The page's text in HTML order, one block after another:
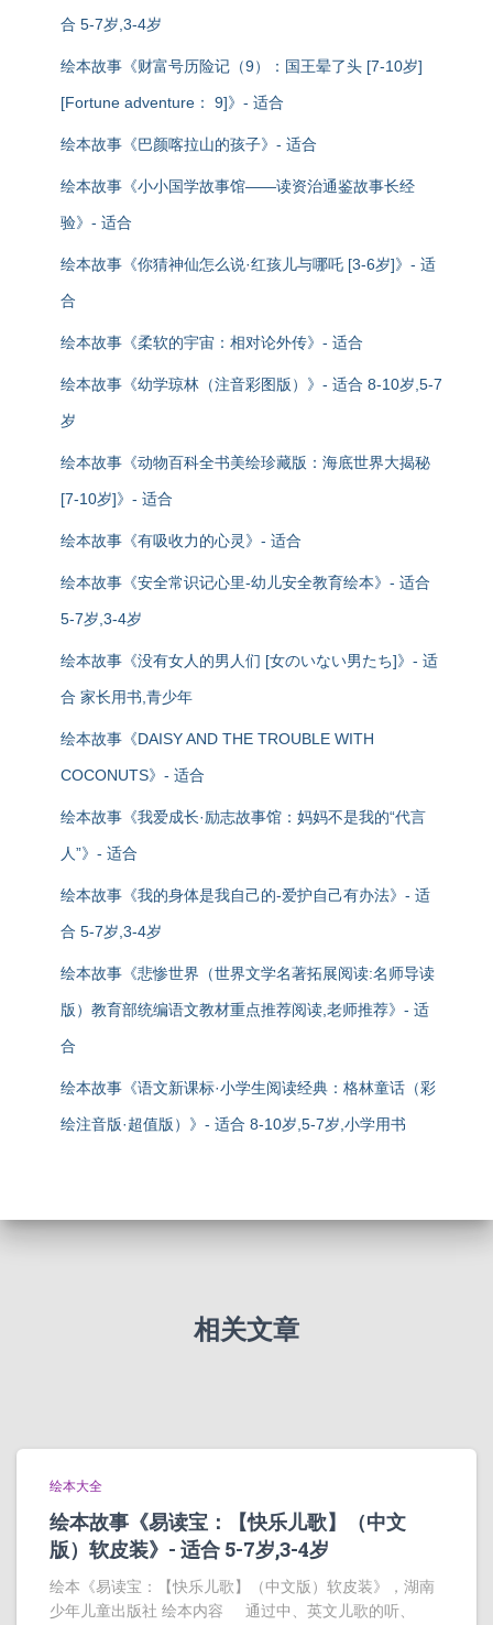
合 5-7岁,3-4岁
绘本故事《财富号历险记（9）：国王晕了头 [7-10岁]
[Fortune adventure： 9]》- 适合
绘本故事《巴颜喀拉山的孩子》- 适合
绘本故事《小小国学故事馆——读资治通鉴故事长经
验》- 适合
绘本故事《你猜神仙怎么说·红孩儿与哪吒 [3-6岁]》- 适
合
绘本故事《柔软的宇宙：相对论外传》- 适合
绘本故事《幼学琼林（注音彩图版）》- 适合 8-10岁,5-7
岁
绘本故事《动物百科全书美绘珍藏版：海底世界大揭秘
[7-10岁]》- 适合
绘本故事《有吸收力的心灵》- 适合
绘本故事《安全常识记心里-幼儿安全教育绘本》- 适合
5-7岁,3-4岁
绘本故事《没有女人的男人们 [女のいない男たち]》- 适
合 家长用书,青少年
绘本故事《DAISY AND THE TROUBLE WITH
COCONUTS》- 适合
绘本故事《我爱成长·励志故事馆：妈妈不是我的“代言
人”》- 适合
绘本故事《我的身体是我自己的-爱护自己有办法》- 适
合 5-7岁,3-4岁
绘本故事《悲惨世界（世界文学名著拓展阅读:名师导读
版）教育部统编语文教材重点推荐阅读,老师推荐》- 适
合
绘本故事《语文新课标·小学生阅读经典：格林童话（彩
绘注音版·超值版）》- 适合 8-10岁,5-7岁,小学用书
相关文章
绘本大全
绘本故事《易读宝：【快乐儿歌】（中文
版）软皮装》- 适合 5-7岁,3-4岁
绘本《易读宝：【快乐儿歌】（中文版）软皮装》，湖南
少年儿童出版社 绘本内容 通过中、英文儿歌的听、